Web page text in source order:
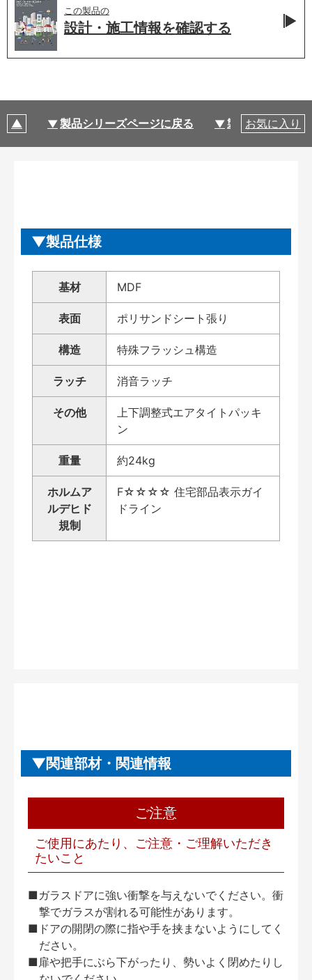
この製品の
設計・施工情報を確認する
製品シリーズページに戻る 製品仕様
お気に入り
製品仕様
基材 MDF
表面 ポリサンドシート張り
構造 特殊フラッシュ構造
ラッチ 消音ラッチ
その他
上下調整式エアタイトパッキ
ン
重量 約24kg
ホルムア
ルデヒド
規制
F☆☆☆☆ 住宅部品表示ガイ
ドライン
関連部材・関連情報
ご注意
ご使用にあたり、ご注意・ご理解いただき
たいこと
■ガラスドアに強い衝撃を与えないでください。衝
撃でガラスが割れる可能性があります。
■ドアの開閉の際に指や手を挟まないようにしてく
ださい。
■扉や把手にぶら下がったり、勢いよく閉めたりし